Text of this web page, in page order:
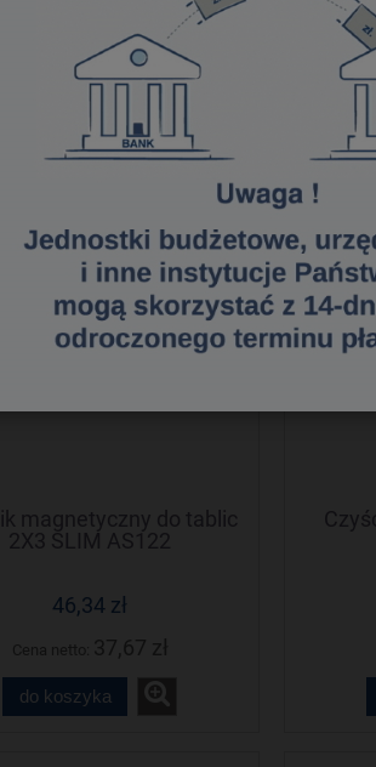
Cena netto:13,69 zł
magnetyczny do tablic
2X3 SLIM AS122
46,34 zł
do koszyka